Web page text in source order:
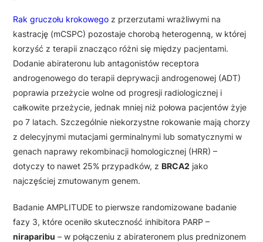
Rak gruczołu krokowego z przerzutami wrażliwymi na
kastrację (mCSPC) pozostaje chorobą heterogenną, w której
korzyść z terapii znacząco różni się między pacjentami.
Dodanie abirateronu lub antagonistów receptora
androgenowego do terapii deprywacji androgenowej (ADT)
poprawia przeżycie wolne od progresji radiologicznej i
całkowite przeżycie, jednak mniej niż połowa pacjentów żyje
po 7 latach. Szczególnie niekorzystne rokowanie mają chorzy
z delecyjnymi mutacjami germinalnymi lub somatycznymi w
genach naprawy rekombinacji homologicznej (HRR) –
dotyczy to nawet 25% przypadków, z BRCA2 jako
najczęściej zmutowanym genem.
Badanie AMPLITUDE to pierwsze randomizowane badanie
fazy 3, które oceniło skuteczność inhibitora PARP –
niraparibu – w połączeniu z abirateronem plus prednizonem